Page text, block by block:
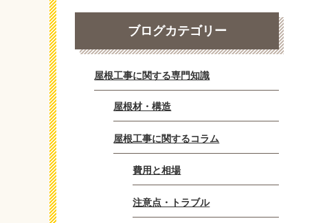
ブログカテゴリー
屋根工事に関する専門知識
屋根材・構造
屋根工事に関するコラム
費用と相場
注意点・トラブル